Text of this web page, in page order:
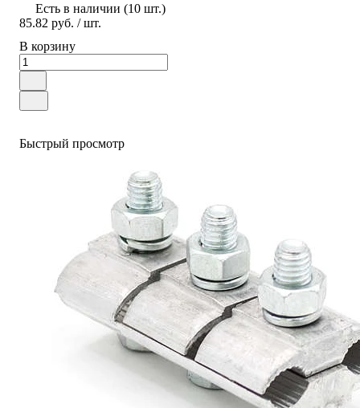
Есть в наличии (10 шт.)
85.82 руб. / шт.
В корзину
Быстрый просмотр